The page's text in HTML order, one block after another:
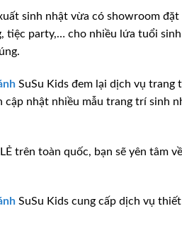
sinh nhật vừa có showroom
tiệc party,… cho nhiều lứa tuổi
SuSu Kids đem lại dịch vụ
cập nhật nhiều mẫu trang trí sinh
trên toàn quốc, bạn sẽ yên tâm
SuSu Kids cung cấp dịch vụ